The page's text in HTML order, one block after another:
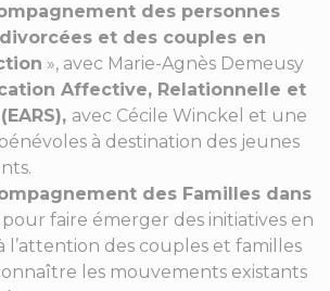
des personnes
et des couples en
», avec Marie-Agnès Demeusy
Affective, Relationnelle et
(EARS), avec Cécile Winckel et une
à destination des jeunes
des Familles dans
pour faire émerger des initiatives en
l’attention des couples et familles
les mouvements existants